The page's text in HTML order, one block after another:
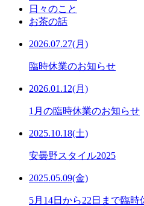
日々のこと
お茶の話
2026.07.27(月)
臨時休業のお知らせ
2026.01.12(月)
1月の臨時休業のお知らせ
2025.10.18(土)
安曇野スタイル2025
2025.05.09(金)
5月14日から22日まで臨時